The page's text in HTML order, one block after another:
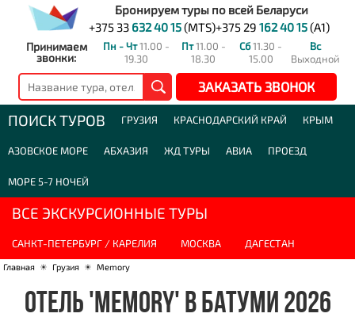
Бронируем туры по всей Беларуси
+375 33 632 40 15(MTS)+375 29 162 40 15(A1)
Принимаем
звонки:
Пн - Чт11.00 -
19.30
Пт11.00 -
18.30
Сб11.30 -
15.00
Вс
Выходной
ЗАКАЗАТЬ ЗВОНОК
ПОИСК ТУРОВ ГРУЗИЯ КРАСНОДАРСКИЙ КРАЙ КРЫМ
АЗОВСКОЕ МОРЕ АБХАЗИЯ ЖД ТУРЫ АВИА ПРОЕЗД
МОРЕ 5-7 НОЧЕЙ
ВСЕ ЭКСКУРСИОННЫЕ ТУРЫ
САНКТ-ПЕТЕРБУРГ / КАРЕЛИЯ МОСКВА ДАГЕСТАН
Главная ☀ Грузия ☀ Memory
ОТЕЛЬ 'MEMORY' В БАТУМИ 2026